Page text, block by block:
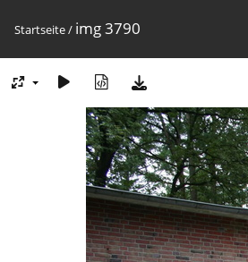
Startseite/ img 3790